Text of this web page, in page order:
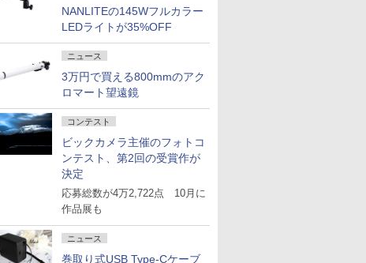
NANLITEの145Wフルカラー
LEDライトが35%OFF
ニュース
3万円で買える800mmのアク
ロマート望遠鏡
コンテスト
ビックカメラ主催のフォトコ
ンテスト、第2回の受賞作が
決定
応募総数が4万2,722点 10月に
作品展も
ニュース
巻取り式USB Type-Cケーブ